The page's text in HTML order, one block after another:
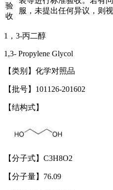
验
收
服，未提出任何异议，则视
1，3-丙二醇
1,3- Propylene Glycol
【类别】化学对照品
【批号】101126-201602
【结构式】
【分子式】C3H8O2
【分子量】76.09